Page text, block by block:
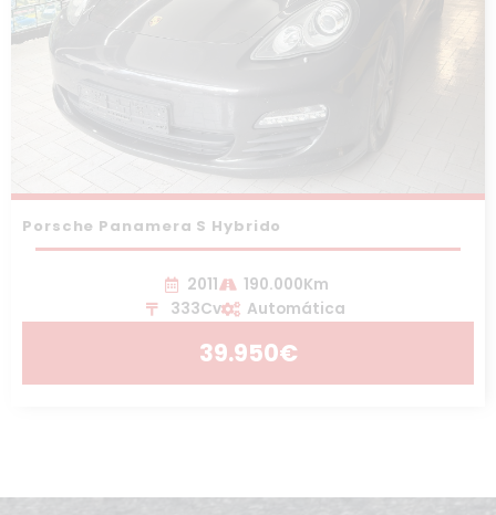
Porsche Panamera S Hybrido
2011
190.000Km
333Cv
Automática
39.950€